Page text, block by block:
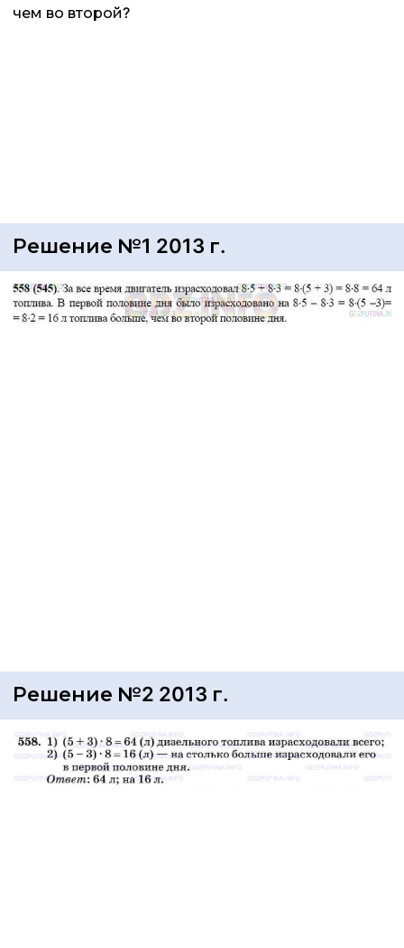
чем во второй?
Решение №1 2013 г.
Решение №2 2013 г.